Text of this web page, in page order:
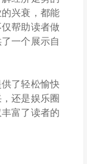
兴衰，都能
帮助读者做
一个展示自
了轻松愉快
还是娱乐圈
富了读者的